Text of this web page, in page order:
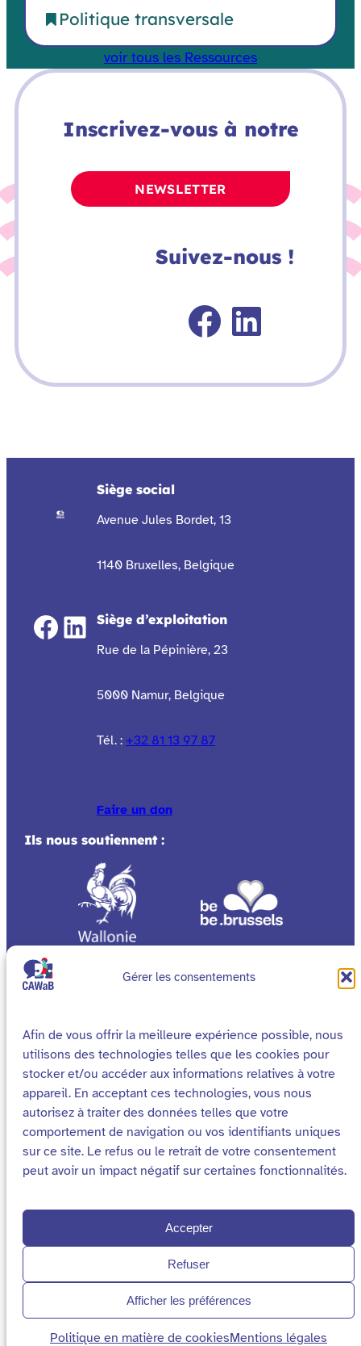
Gérer les consentements
Afin de vous offrir la meilleure expérience possible, nous
utilisons des technologies telles que les cookies pour
stocker et/ou accéder aux informations relatives à votre
appareil. En acceptant ces technologies, vous nous
autorisez à traiter des données telles que votre
comportement de navigation ou vos identifiants uniques
sur ce site. Le refus ou le retrait de votre consentement
peut avoir un impact négatif sur certaines fonctionnalités.
Accepter
Refuser
Afficher les préférences
Politique en matière de cookiesMentions légales
Politique transversale
voir tous les Ressources
Inscrivez-vous à notre
NEWSLETTER
Suivez-nous !
Facebook LinkedIn
Siège social
Avenue Jules Bordet, 13
1140 Bruxelles, Belgique
Siège d’exploitation
Rue de la Pépinière, 23
5000 Namur, Belgique
Tél. : +32 81 13 97 87
Faire un don
Ils nous soutiennent :
pour le Collectif Accessibilité Wallonie Bruxelles
CookiesMentions légales
Declaration d’accessibilité
Plan du site